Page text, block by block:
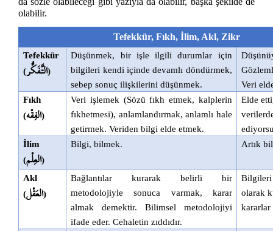
olabilir.
Tefekkür, Fıkh, İlim, Akl, Zikr
Tefekkür
(التَّفَكُّر)
Düşünmek, bir işle ilgili durumlar için
bilgileri kendi içinde devamlı döndürmek,
sebep sonuç ilişkilerini düşünmek.
Veri
Fıkh
(الفِقْه)
Veri işlemek (Sözü fıkh etmek, kalplerin
fıkhetmesi), anlamlandırmak, anlamlı hale
getirmek. Veriden bilgi elde etmek.
Elde
İlim
(العِلْم)
Bilgi, bilmek. Artık
Akl
(العَقْل)
Bağlantılar kurarak belirli bir
metodolojiyle sonuca varmak, karar
almak demektir. Bilimsel metodolojiyi
ifade eder. Cehaletin zıddıdır.
olarak
kararlar